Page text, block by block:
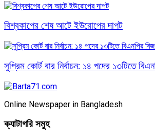
বিশ্বকাপের শেষ আটে ইউরোপের দাপট
সুপ্রিম কোর্ট বার নির্বাচন: ১৪ পদের ১৩টিতে
Online Newspaper in Bangladesh
ক্যাটাগরি সমুহ